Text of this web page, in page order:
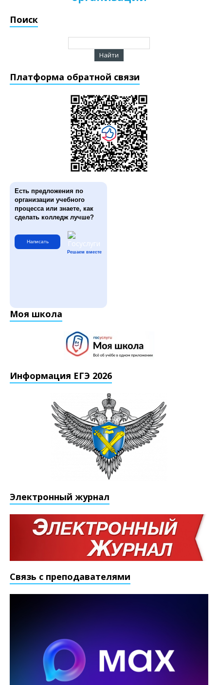
Поиск
Платформа обратной связи
Есть предложения по
организации учебного
процесса или знаете, как
сделать колледж лучше?
Написать
Решаем вместе
Моя школа
Информация ЕГЭ 2026
Электронный журнал
Связь с преподавателями